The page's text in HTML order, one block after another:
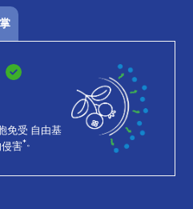
免受 自由基
侵害*。